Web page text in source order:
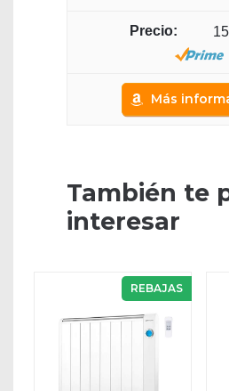
Más
También te
interesar
REBAJAS